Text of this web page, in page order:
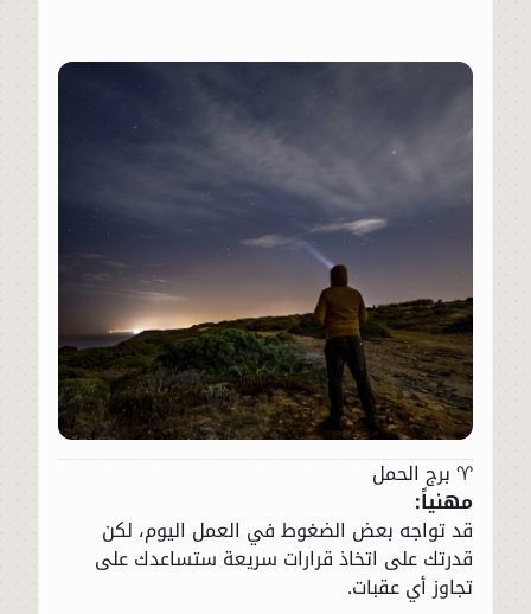
♈ برج الحمل
مهنياً:
قد تواجه بعض الضغوط في العمل اليوم، لكن
قدرتك على اتخاذ قرارات سريعة ستساعدك على
تجاوز أي عقبات.